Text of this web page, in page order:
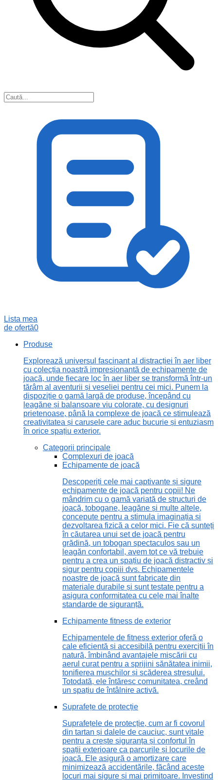
Lista mea
de ofertă0
Produse
Explorează universul fascinant al distracției în aer liber
cu colecția noastră impresionantă de echipamente de
joacă, unde fiecare loc în aer liber se transformă într-un
tărâm al aventurii și veseliei pentru cei mici. Punem la
dispoziție o gamă largă de produse, începând cu
leagăne și balansoare viu colorate, cu designuri
prietenoase, până la complexe de joacă ce stimulează
creativitatea și carusele care aduc bucurie și entuziasm
în orice spațiu exterior.
Categorii principale
Complexuri de joacă
Echipamente de joacă
Descoperiți cele mai captivante și sigure
echipamente de joacă pentru copii! Ne
mândrim cu o gamă variată de structuri de
joacă, tobogane, leagăne și multe altele,
concepute pentru a stimula imaginația și
dezvoltarea fizică a celor mici. Fie că sunteți
în căutarea unui set de joacă pentru
grădină, un tobogan spectaculos sau un
leagăn confortabil, avem tot ce vă trebuie
pentru a crea un spațiu de joacă distractiv și
sigur pentru copiii dvs. Echipamentele
noastre de joacă sunt fabricate din
materiale durabile și sunt testate pentru a
asigura conformitatea cu cele mai înalte
standarde de siguranță.
Echipamente fitness de exterior
Echipamentele de fitness exterior oferă o
cale eficientă și accesibilă pentru exerciții în
natură, îmbinând avantajele mișcării cu
aerul curat pentru a sprijini sănătatea inimii,
tonifierea mușchilor și scăderea stresului.
Totodată, ele întăresc comunitatea, creând
un spațiu de întâlnire activă.
Suprafețe de protecție
Suprafețele de protecție, cum ar fi covorul
din tartan și dalele de cauciuc, sunt vitale
pentru a crește siguranța și confortul în
spații exterioare ca parcurile și locurile de
joacă. Ele asigură o amortizare care
minimizează accidentările, făcând aceste
locuri mai sigure și mai primitoare. Investind